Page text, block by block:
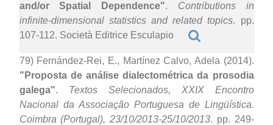
and/or Spatial Dependence". Contributions in
infinite-dimensional statistics and related topics. pp.
107-112. Società Editrice Esculapio
79) Fernández-Rei, E., Martínez Calvo, Adela (2014).
"Proposta de análise dialectométrica da prosodia
galega". Textos Selecionados, XXIX Encontro
Nacional da Associação Portuguesa de Lingüística.
Coimbra (Portugal), 23/10/2013-25/10/2013. pp. 249-